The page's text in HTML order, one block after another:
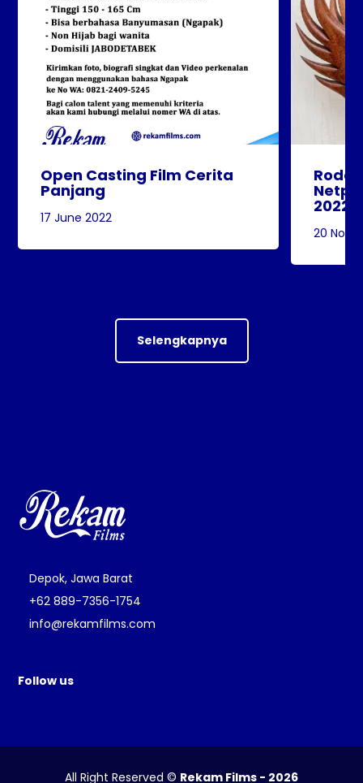
Open Casting Film Cerita
Panjang
17 June 2022
2022
20
Selengkapnya
Depok, Jawa Barat
+62 889-7356-1754
info@rekamfilms.com
Follow us
All Right Reserved © Rekam Films - 2026